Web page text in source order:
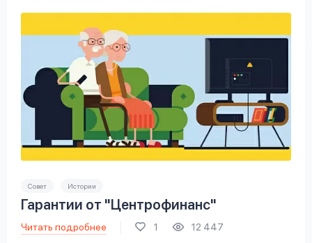
Совет Истории
Гарантии от "Центрофинанс"
Читать подробнее 1 12 447